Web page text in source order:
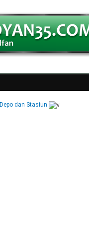
Depo dan Stasiun